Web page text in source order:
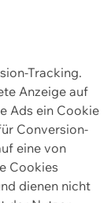
Tracking.
Anzeige auf
Ads ein Cookie
Conversion-
eine von
Cookies
dienen nicht